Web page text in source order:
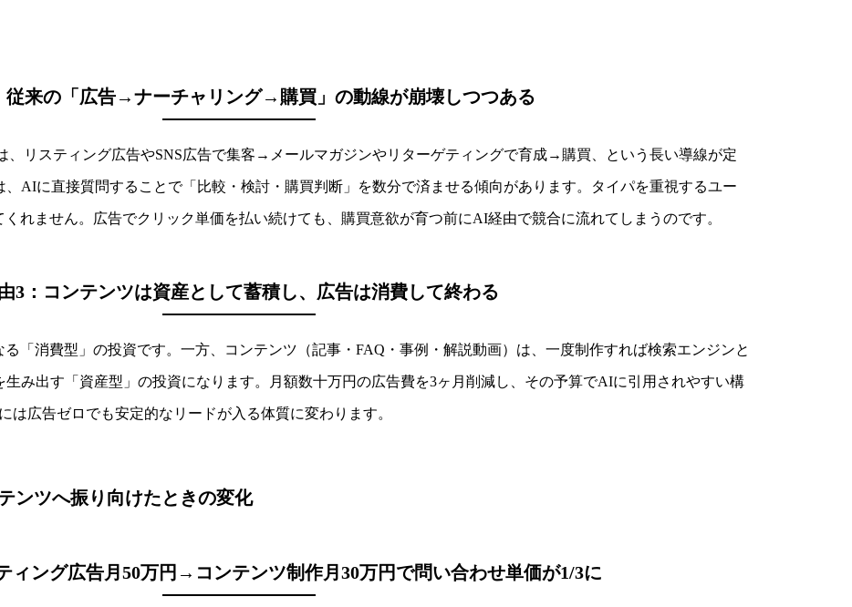
従来の「広告→ナーチャリング→購買」の動線が崩壊しつつある
、リスティング広告やSNS広告で集客→メールマガジンやリターゲティングで育成→購買、という長い導線が定
AIに直接質問することで「比較・検討・購買判断」を数分で済ませる傾向があります。タイパを重視するユー
れません。広告でクリック単価を払い続けても、購買意欲が育つ前にAI経由で競合に流れてしまうのです。
3：コンテンツは資産として蓄積し、広告は消費して終わる
「消費型」の投資です。一方、コンテンツ（記事・FAQ・事例・解説動画）は、一度制作すれば検索エンジンと
み出す「資産型」の投資になります。月額数十万円の広告費を3ヶ月削減し、その予算でAIに引用されやすい構
は広告ゼロでも安定的なリードが入る体質に変わります。
ンツへ振り向けたときの変化
ィング広告月50万円→コンテンツ制作月30万円で問い合わせ単価が1/3に